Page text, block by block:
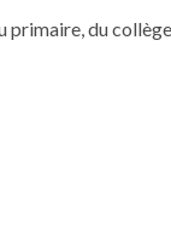
primaire, du